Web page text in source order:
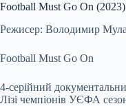
Football Must Go On (2023)
Режисер: Володимир
Football Must Go On
4-серійний
Лізі чемпіонів УЄФА